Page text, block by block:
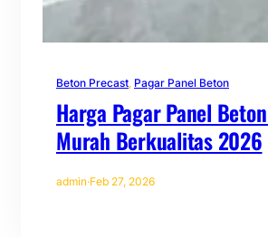
Beton Precast, Pagar Panel Beton
Harga Pagar Panel
Murah Berkualitas 2026
admin·Feb 27, 2026